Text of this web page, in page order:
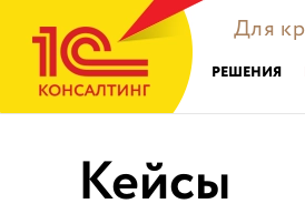
Для
РЕШЕНИЯ
Кейсы